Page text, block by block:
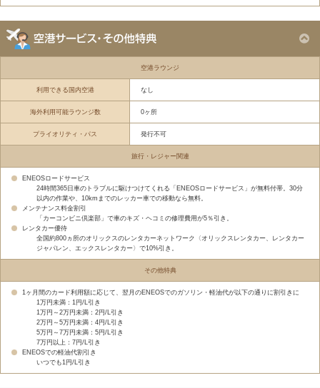
空港ラウンジ
利用できる国内空港 なし
海外利用可能ラウンジ数 0ヶ所
プライオリティ・パス 発行不可
旅行・レジャー関連
ENEOSロードサービス
24時間365日車のトラブルに駆けつけてくれる「ENEOSロードサービス」が無料付帯。30分
以内の作業や、10kmまでのレッカー車での移動なら無料。
メンテナンス料金割引
「カーコンビニ倶楽部」で車のキズ・ヘコミの修理費用が5％引き。
レンタカー優待
全国約800ヵ所のオリックスのレンタカーネットワーク〈オリックスレンタカー、レンタカー
ジャパレン、エックスレンタカー〉で10%引き。
その他特典
1ヶ月間のカード利用額に応じて、翌月のENEOSでのガソリン・軽油代が以下の通りに割引きに
1万円未満：1円/L引き
1万円～2万円未満：2円/L引き
2万円～5万円未満：4円/L引き
5万円～7万円未満：5円/L引き
7万円以上：7円/L引き
ENEOSでの軽油代割引き
いつでも1円/L引き